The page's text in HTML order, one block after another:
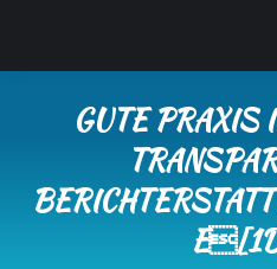
GUTE PRAXIS